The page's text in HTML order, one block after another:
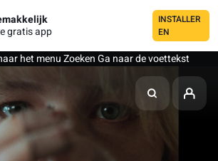
gratis app
INSTALLER
EN
het menuZoekenGa naar de voettekst